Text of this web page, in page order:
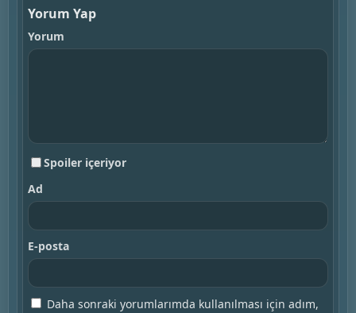
Yorum Yap
Yorum
Spoiler içeriyor
Ad
E-posta
Daha sonraki yorumlarımda kullanılması için adım,